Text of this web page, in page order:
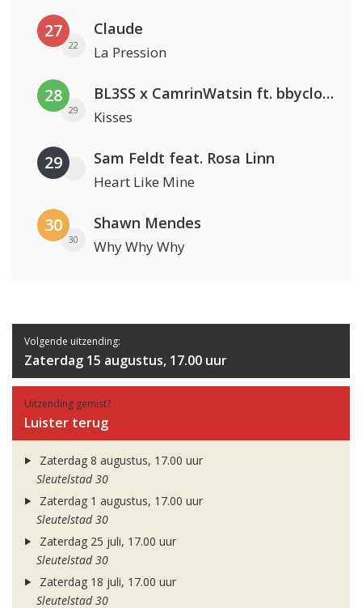
27
22
Claude
La Pression
28
29
BL3SS x CamrinWatsin ft. bbyclose
Kisses
29 Sam Feldt feat. Rosa Linn
Heart Like Mine
30
30
Shawn Mendes
Why Why Why
Volgende uitzending:
Zaterdag 15 augustus, 17.00 uur
Uitzending gemist?
Luister terug
Zaterdag 8 augustus, 17.00 uur
Sleutelstad 30
Zaterdag 1 augustus, 17.00 uur
Sleutelstad 30
Zaterdag 25 juli, 17.00 uur
Sleutelstad 30
Zaterdag 18 juli, 17.00 uur
Sleutelstad 30